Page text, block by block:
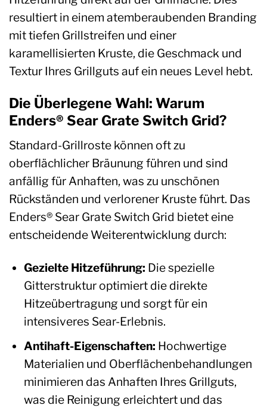
resultiert in einem atemberaubenden Branding
mit tiefen Grillstreifen und einer
karamellisierten Kruste, die Geschmack und
Textur Ihres Grillguts auf ein neues Level hebt.
Die Überlegene Wahl: Warum
Enders® Sear Grate Switch Grid?
Standard-Grillroste können oft zu
oberflächlicher Bräunung führen und sind
anfällig für Anhaften, was zu unschönen
Rückständen und verlorener Kruste führt. Das
Enders® Sear Grate Switch Grid bietet eine
entscheidende Weiterentwicklung durch:
Gezielte Hitzeführung: Die spezielle
Gitterstruktur optimiert die direkte
Hitzeübertragung und sorgt für ein
intensiveres Sear-Erlebnis.
Antihaft-Eigenschaften: Hochwertige
Materialien und Oberflächenbehandlungen
minimieren das Anhaften Ihres Grillguts,
was die Reinigung erleichtert und das